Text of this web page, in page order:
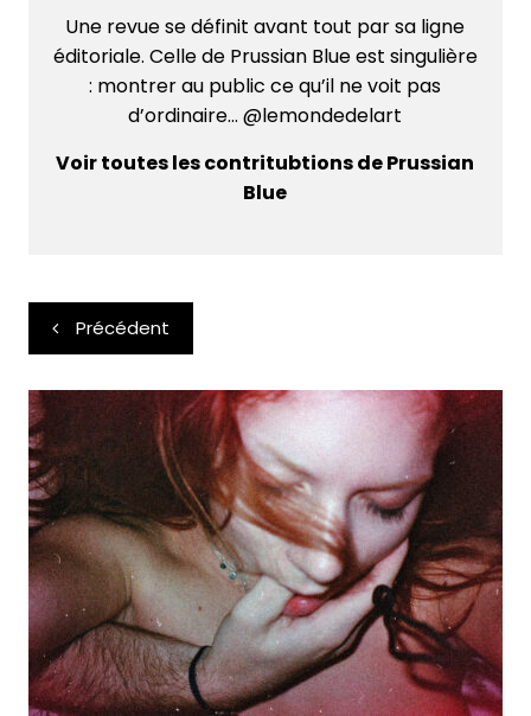
Une revue se définit avant tout par sa ligne
éditoriale. Celle de Prussian Blue est singulière
: montrer au public ce qu’il ne voit pas
d’ordinaire... @lemondedelart
Voir toutes les contritubtions de Prussian
Blue
Navigation
de
l’article
Précédent